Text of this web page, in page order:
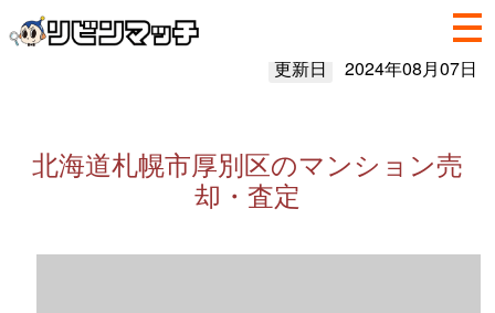
更新日 2024年08月07日
北海道札幌市厚別区のマンション売
却・査定